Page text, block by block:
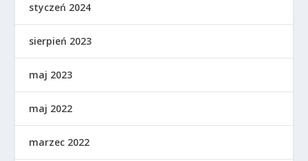
styczeń 2024
sierpień 2023
maj 2023
maj 2022
marzec 2022